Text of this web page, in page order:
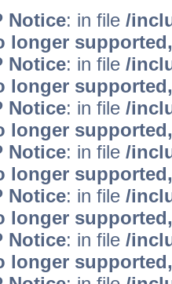
Notice: in file /
longer
Notice: in file /
longer
Notice: in file /
longer
Notice: in file /
longer
Notice: in file /
longer
Notice: in file /
longer